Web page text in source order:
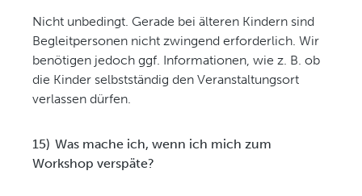
Nicht unbedingt. Gerade bei älteren Kindern sind
Begleitpersonen nicht zwingend erforderlich. Wir
benötigen jedoch ggf. Informationen, wie z. B. ob
die Kinder selbstständig den Veranstaltungsort
verlassen dürfen.
15) Was mache ich, wenn ich mich zum
Workshop verspäte?